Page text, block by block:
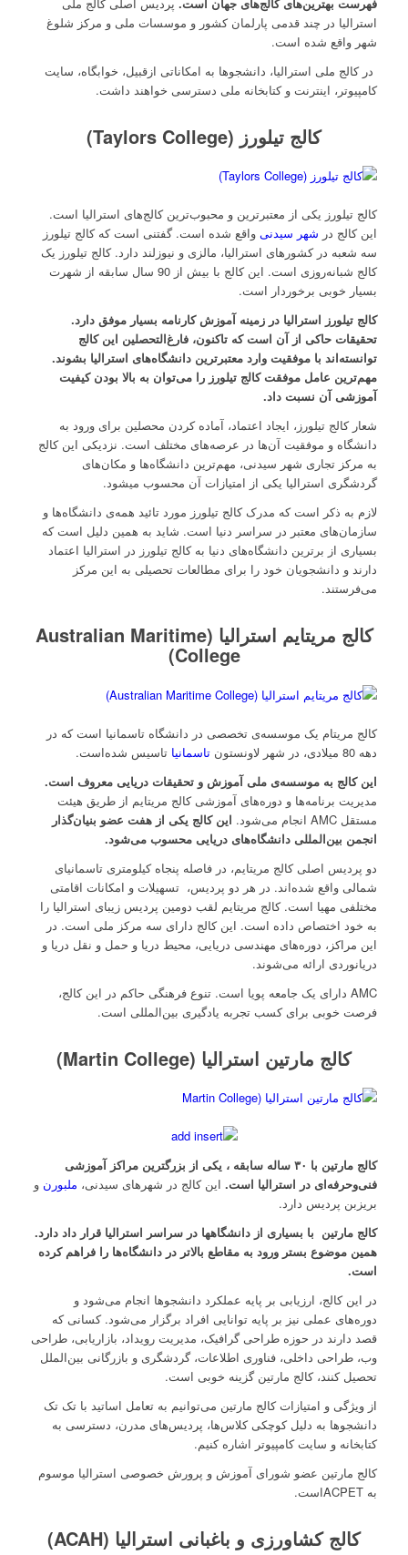
استرالیا در چند قدمی پارلمان کشور و موسسات ملی و مرکز شلوغ
شهر واقع شده است.
در کالج ملی استرالیا، دانشجوها به امکاناتی ازقبیل، خوابگاه، سایت
کامپیوتر، اینترنت و کتابخانه ملی دسترسی خواهند داشت.
کالج تیلورز (Taylors College)
کالج تیلورز یکی از معتبرترین و محبوب‌ترین کالج‌های استرالیا است.
این کالج در شهر سیدنیواقع شده است. گفتنی است که کالج تیلورز
سه شعبه در کشورهای استرالیا، مالزی و نیوزلند دارد. کالج تیلورز یک
کالج شبانه‌روزی است. این کالج با بیش از 90 سال سابقه از شهرت
بسیار خوبی برخوردار است.
کالج تیلورز استرالیا در زمینه آموزش کارنامه بسیار موفق دارد.
تحقیقات حاکی از آن است که تاکنون، فارغ‌التحصلین این کالج
توانسته‌اند با موفقیت وارد معتبرترین دانشگاه‌های استرالیا بشوند.
مهم‌ترین عامل موفقت کالج تیلورز را می‌توان به بالا بودن کیفیت
آموزشی آن نسبت داد.
شعار کالج تیلورز، ایجاد اعتماد، آماده کردن محصلین برای ورود به
دانشگاه و موفقیت آن‌ها در عرصه‌های مختلف است. نزدیکی این کالج
به مرکز تجاری شهر سیدنی، مهم‌ترین دانشگاه‌ها و مکان‌های
گردشگری استرالیا یکی از امتیازات آن محسوب میشود.
لازم به ذکر است که مدرک کالج تیلورز مورد تائید همه‌ی دانشگاه‌ها و
سازمان‌های معتبر در سراسر دنیا است. شاید به همین دلیل است که
بسیاری از برترین دانشگاه‌های دنیا به کالج تیلورز در استرالیا اعتماد
دارند و دانشجویان خود را برای مطالعات تحصیلی به این مرکز
می‌فرستند.
کالج مریتایم استرالیا (Australian Maritime
College)
کالج مریتام یک موسسه‌ی تخصصی در دانشگاه تاسمانیا است که در
دهه 80 میلادی، در شهر لاونستون
تاسمانیا تاسیس شده‌است.
این کالج به موسسه‌ی ملی آموزش و تحقیقات دریایی معروف است.
مدیریت برنامه‌‌ها و دوره‌های آموزشی کالج مریتایم از طریق هیئت
مستقل AMC انجام می‌شو‌د.
این کالج یکی از هفت عضو بنیان‌گذار
انجمن بین‌المللی دانشگاه‌های دریایی محسوب می‌شود.
دو پردیس اصلی کالج مریتایم، در فاصله پنجاه کیلومتری تاسمانیای
شمالی واقع شده‌اند. در هر دو پردیس، تسهیلات و امکانات اقامتی
مختلفی مهیا است. کالج مریتایم لقب دومین پردیس زیبای استرالیا را
به خود اختصاص داده است. این کالج دارای سه مرکز ملی است. در
این مراکز، دوره‌های مهندسی دریایی، محیط دریا و حمل و نقل دریا و
دریانوردی ارائه می‌شوند.
AMC دارای یک جامعه پویا است. تنوع فرهنگی حاکم در این کالج،
فرصت خوبی برای کسب تجربه یادگیری بین‌المللی است.
کالج مارتین استرالیا (Martin College)
‌کالج مارتین با ۳۰ساله سابقه ، یکی از بزرگترین مراکز آموزشی
فنی‌وحرفه‌ای در استرالیا است.این کالج در شهرهای سیدنی، ملبورن و
بریزبن پردیس دارد.
کالج مارتین با بسیاری از دانشگاهها در سراسر استرالیا قرار داد دارد.
همین موضوع بستر ورود به مقاطع بالاتر در دانشگاه‌ها را فراهم کرده
است.
در این کالج، ارزیابی بر پایه عملکرد دانشجوها انجام می‌شود و
دوره‌های عملی نیز بر پایه توانایی افراد برگزار می‌شود. کسانی که
قصد دارند در حوزه طراحی گرافیک، مدیریت رویداد، بازاریابی، طراحی
وب، طراحی داخلی، فناوری اطلاعات، گردشگری و بازرگانی بین‌الملل
تحصیل کنند، کالج مارتین گزینه خوبی است.
از ویژگی و امتیازات کالج مارتین می‌توانیم به تعامل اساتید با تک تک
دانشجوها به دلیل کوچکی کلاس‌ها، پردیس‌های مدرن، دسترسی به
کتابخانه و سایت کامپیوتر اشاره کنیم.
کالج مارتین عضو شورای آموزش و پرورش خصوصی استرالیا موسوم
به ACPETاست.
کالج کشاورزی و باغبانی استرالیا (ACAH)